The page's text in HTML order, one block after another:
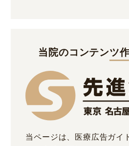
当院のコンテンツ
当ページは、医療広告ガイ